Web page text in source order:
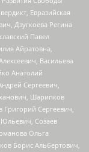
Евразийская
Дзугкоева Регина
Павел
Айратовна,
Васильева
Анатолий
Сергеевич,
Шарипков
Сергеевич,
Созаев
Ольга
Борис Альбертович,